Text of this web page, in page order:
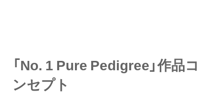
「No. 1 Pure Pedigree」作品コ
ンセプト